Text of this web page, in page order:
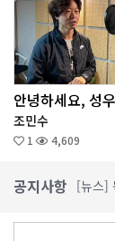
조민수
1 4,609
공지사항 [뉴스]
[뉴스]